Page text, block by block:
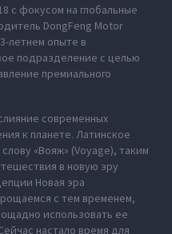
с фокусом на глобальные
DongFeng Motor
летнем опыте в
подразделение с целью
премиального
современных
к планете. Латинское
«Вояж» (Voyage), таким
в новую эру
Новая эра
с тем временем,
использовать ее
настало время для